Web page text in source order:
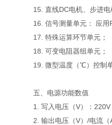
15. 直线DC电机、步进电
16. 信号测量单元： 应用
17. 特殊运算环节单元；
18. 可变电阻器组单元；
19. 微型温度（℃）控制
五、电源功能数值
1. 写入电压（V）：
2. 输出电压（V）/电流